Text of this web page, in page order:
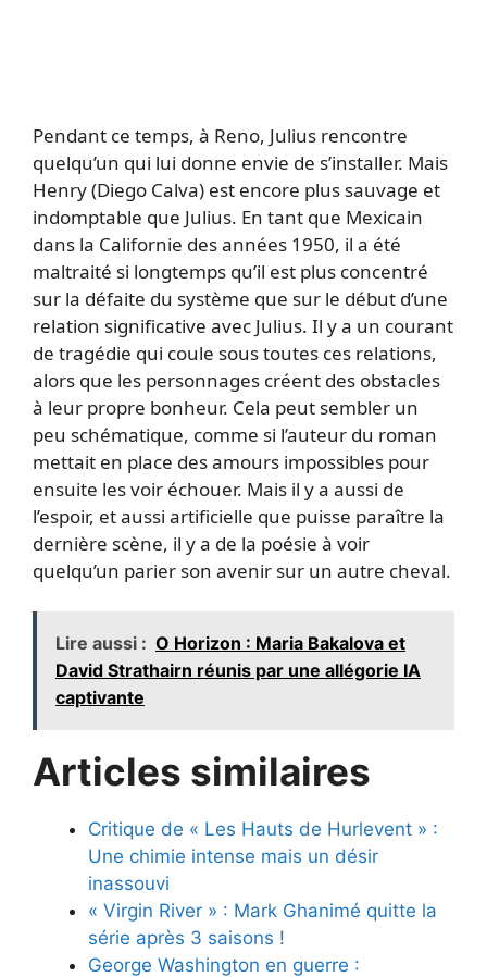
Pendant ce temps, à Reno, Julius rencontre
quelqu’un qui lui donne envie de s’installer. Mais
Henry (Diego Calva) est encore plus sauvage et
indomptable que Julius. En tant que Mexicain
dans la Californie des années 1950, il a été
maltraité si longtemps qu’il est plus concentré
sur la défaite du système que sur le début d’une
relation significative avec Julius. Il y a un courant
de tragédie qui coule sous toutes ces relations,
alors que les personnages créent des obstacles
à leur propre bonheur. Cela peut sembler un
peu schématique, comme si l’auteur du roman
mettait en place des amours impossibles pour
ensuite les voir échouer. Mais il y a aussi de
l’espoir, et aussi artificielle que puisse paraître la
dernière scène, il y a de la poésie à voir
quelqu’un parier son avenir sur un autre cheval.
Lire aussi : O Horizon : Maria Bakalova et
David Strathairn réunis par une allégorie IA
captivante
Articles similaires
Critique de « Les Hauts de Hurlevent » :
Une chimie intense mais un désir
inassouvi
« Virgin River » : Mark Ghanimé quitte la
série après 3 saisons !
George Washington en guerre :